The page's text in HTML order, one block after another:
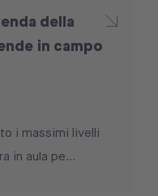
della
in campo
i massimi livelli
in aula pe...